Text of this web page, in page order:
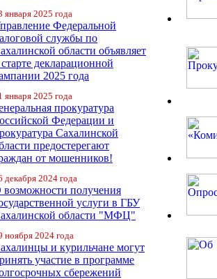
января 2025 года
Федеральной
службы по
области объявляет
декларационной
2025 года
января 2025 года
прокуратура
Федерации и
Сахалинской
предостерегают
от мошенников!
декабря 2024 года
получения
услуги в ГБУ
области "МФЦ"
ноября 2024 года
и курильчане могут
участие в программе
сбережений